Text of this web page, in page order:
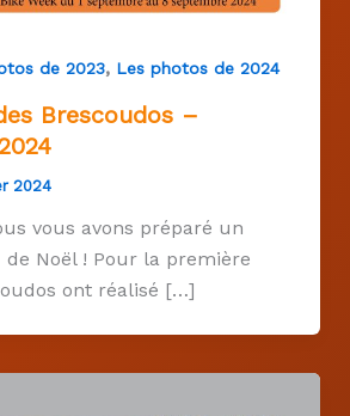
de 2023, Les photos de 2024
Brescoudos –
2024
vous avons préparé un
Noël ! Pour la première
ont réalisé […]